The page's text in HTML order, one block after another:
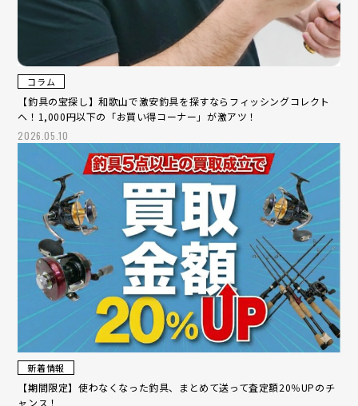
コラム
【釣具の宝探し】和歌山で激安釣具を探すならフィッシングコレクト
へ！1,000円以下の「お買い得コーナー」が激アツ！
2026.05.10
新着情報
【期間限定】使わなくなった釣具、まとめて送って査定額20％UPのチ
ャンス！